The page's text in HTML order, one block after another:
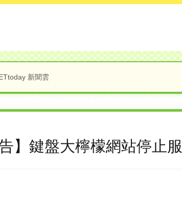
新聞雲
告】鍵盤大檸檬網站停止